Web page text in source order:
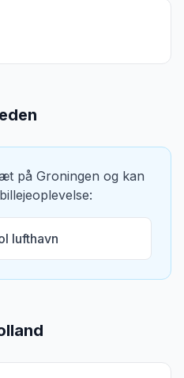
på Groningen og kan
lufthavn